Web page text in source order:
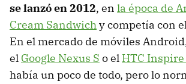
se lanzó en 2012, en la época de
Cream Sandwichy competía con
En el mercado de móviles
el Google Nexus S o el HTC Inspire
había un poco de todo, pero lo